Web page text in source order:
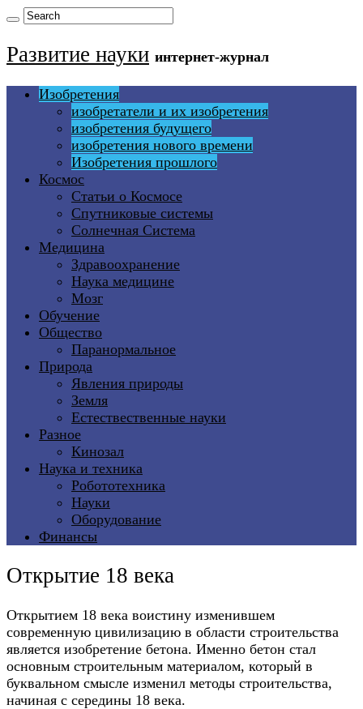
Развитие науки интернет-журнал
Изобретения
изобретатели и их изобретения
изобретения будущего
изобретения нового времени
Изобретения прошлого
Космос
Статьи о Космосе
Спутниковые системы
Солнечная Система
Медицина
Здравоохранение
Наука медицине
Мозг
Обучение
Общество
Паранормальное
Природа
Явления природы
Земля
Естествественные науки
Разное
Кинозал
Наука и техника
Робототехника
Науки
Оборудование
Финансы
Открытие 18 века
Открытием 18 века воистину изменившем
современную цивилизацию в области строительства
является изобретение бетона. Именно бетон стал
основным строительным материалом, который в
буквальном смысле изменил методы строительства,
начиная с середины 18 века.